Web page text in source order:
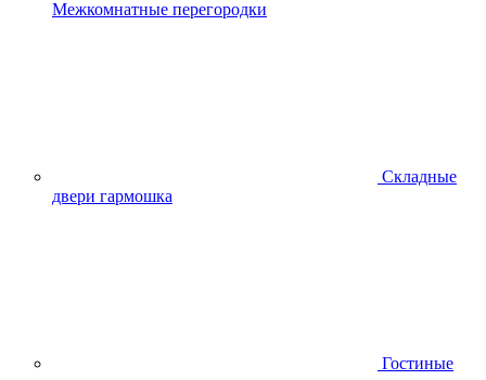
Межкомнатные перегородки
Складные
двери гармошка
Гостиные